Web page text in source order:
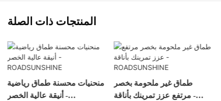
المنتجات ذات الصلة
منحنيات محسنة طماق رياضية
أنيقة عالية الخصر -
طماق غير ملحومة بخصر
مرتفع عزز تمرينك بأناقة -